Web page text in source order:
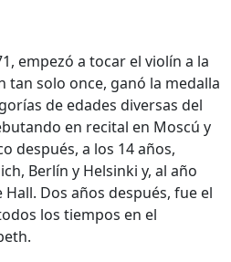
empezó a tocar el violín a la
tan solo once, ganó la medalla
de edades diversas del
en recital en Moscú y
después, a los 14 años,
Berlín y Helsinki y, al año
Dos años después, fue el
los tiempos en el